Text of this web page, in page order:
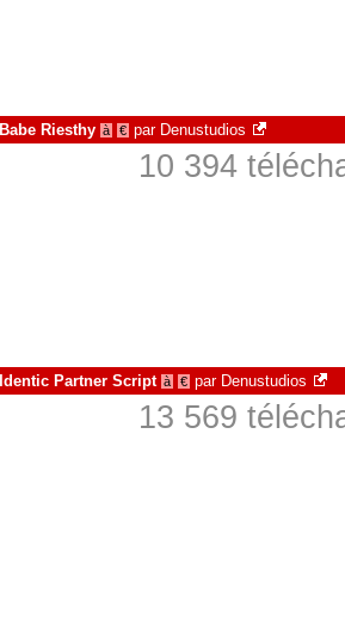
Babe Riesthy à € par Denustudios
10 394
Identic Partner Script à € par Denustudios
13 569